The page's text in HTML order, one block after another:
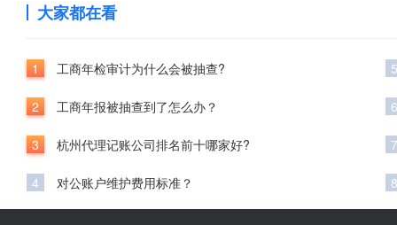
大家都在看
1 工商年检审计为什么会被抽查?
2 工商年报被抽查到了怎么办？
3 杭州代理记账公司排名前十哪家好?
4 对公账户维护费用标准？
5
6
7
8